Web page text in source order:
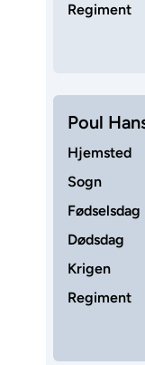
Regiment
Poul
Hjemsted
Sogn
Fødselsdag
Dødsdag
Krigen
Regiment